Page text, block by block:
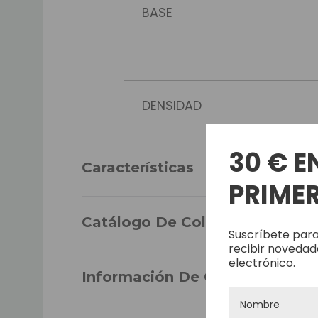
BASE
DENSIDAD
LARGO DEL CABELLO
Características
Catálogo De Colores
Información De Garantía
30 €
Suscríbete
recibir
electrónico.